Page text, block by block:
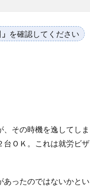
を確認してください
その時機を逸してしま
台ＯＫ。これは就労ビザ
あったのではないかとい